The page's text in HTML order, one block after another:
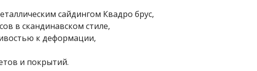
сайдингом Квадро брус,
в скандинавском стиле,
к деформации,
и покрытий.